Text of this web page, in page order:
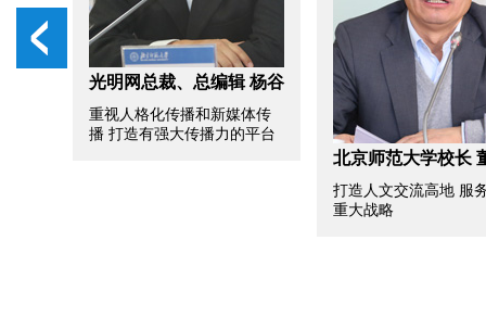
北京师范大学
世界变局下中国
大国”